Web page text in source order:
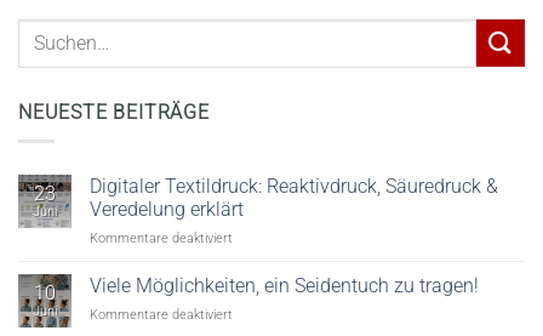
NEUESTE BEITRÄGE
23
Juni
Digitaler Textildruck: Reaktivdruck, Säuredruck &
Veredelung erklärt
Kommentare deaktiviert
Textildruck:
Reaktivdruck,
10
Juni
Viele Möglichkeiten, ein Seidentuch zu tragen!
Kommentare deaktiviert